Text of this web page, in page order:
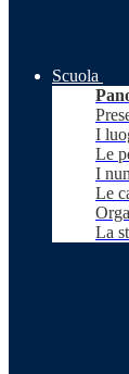
Scuola
I
Le
I
Le
La